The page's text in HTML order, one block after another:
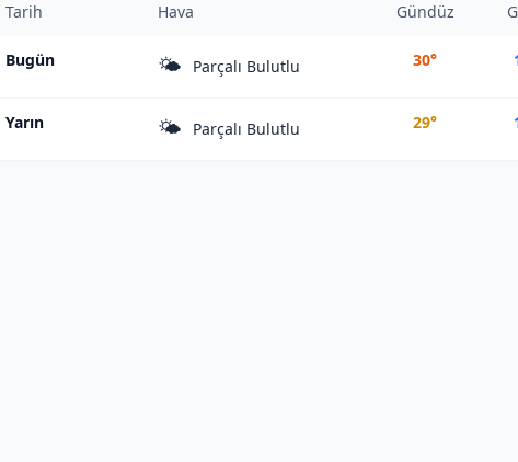
Tarih Hava Gündüz
Bugün 🌤️ Parçalı Bulutlu 30°
Yarın 🌤️ Parçalı Bulutlu 29°